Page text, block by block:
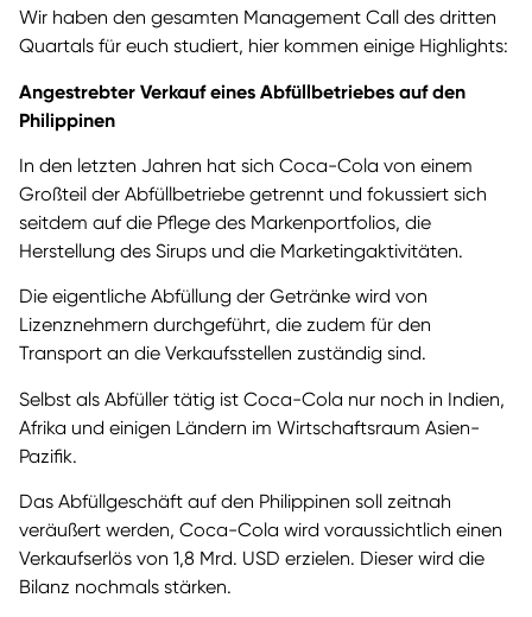
Wir haben den gesamten Management Call des dritten
Quartals für euch studiert, hier kommen einige Highlights:
Angestrebter Verkauf eines Abfüllbetriebes auf den
Philippinen
In den letzten Jahren hat sich Coca-Cola von einem
Großteil der Abfüllbetriebe getrennt und fokussiert sich
seitdem auf die Pflege des Markenportfolios, die
Herstellung des Sirups und die Marketingaktivitäten.
Die eigentliche Abfüllung der Getränke wird von
Lizenznehmern durchgeführt, die zudem für den
Transport an die Verkaufsstellen zuständig sind.
Selbst als Abfüller tätig ist Coca-Cola nur noch in Indien,
Afrika und einigen Ländern im Wirtschaftsraum Asien-
Pazifik.
Das Abfüllgeschäft auf den Philippinen soll zeitnah
veräußert werden, Coca-Cola wird voraussichtlich einen
Verkaufserlös von 1,8 Mrd. USD erzielen. Dieser wird die
Bilanz nochmals stärken.